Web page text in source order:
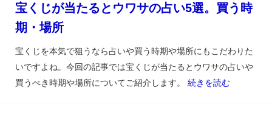
宝くじが当たるとウワサの占い5選。買う時
期・場所
宝くじを本気で狙うなら占いや買う時期や場所にもこだわりた
いですよね。今回の記事では宝くじが当たるとウワサの占いや
買うべき時期や場所についてご紹介します。 続きを読む